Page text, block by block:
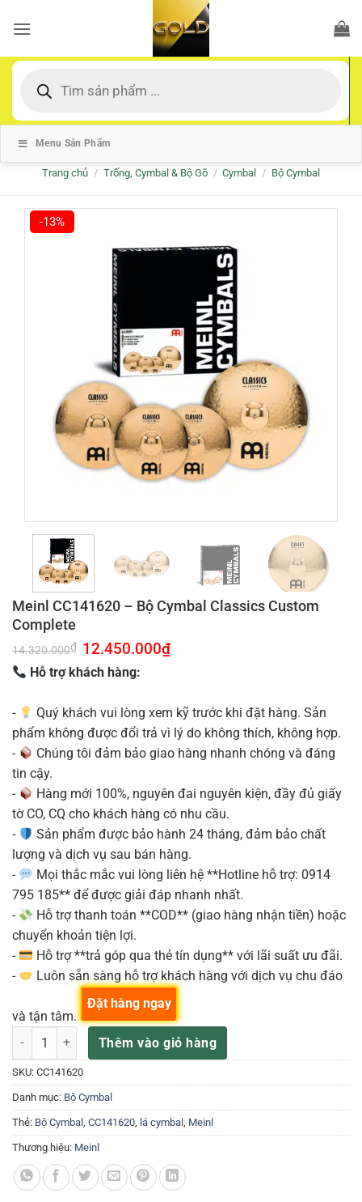
qua
dung
kiếm
Menu Sản Phẩm
Trang chủ / Trống, Cymbal & Bộ Gõ / Cymbal / Bộ Cymbal
-13%
Meinl CC141620 – Bộ Cymbal Classics Custom
Complete
14.320.000₫ Giá
gốc
là:
14.320.000₫.
12.450.000₫Giá
Hỗ trợ khách hàng:
-
Quý khách vui lòng xem kỹ trước khi đặt hàng. Sản
phẩm không được đổi trả vì lý do không thích, không hợp.
-
Chúng tôi đảm bảo giao hàng nhanh chóng và đáng
tin cậy.
-
Hàng mới 100%, nguyên đai nguyên kiện, đầy đủ giấy
tờ CO, CQ cho khách hàng có nhu cầu.
-
Sản phẩm được bảo hành 24 tháng, đảm bảo chất
lượng và dịch vụ sau bán hàng.
-
Mọi thắc mắc vui lòng liên hệ **Hotline hỗ trợ: 0914
795 185** để được giải đáp nhanh nhất.
-
Hỗ trợ thanh toán **COD** (giao hàng nhận tiền) hoặc
chuyển khoản tiện lợi.
-
Hỗ trợ **trả góp qua thẻ tín dụng** với lãi suất ưu đãi.
-
Luôn sẵn sàng hỗ trợ khách hàng với dịch vụ chu đáo
và tận tâm.
Meinl CC141620 – Bộ Cymbal Classics Custom Complete số lượng
Thêm vào giỏ hàng
Đặt hàng ngay
SKU: CC141620
Danh mục: Bộ Cymbal
Thẻ: Bộ Cymbal , CC141620, lá cymbal , Meinl
Thương hiệu: Meinl